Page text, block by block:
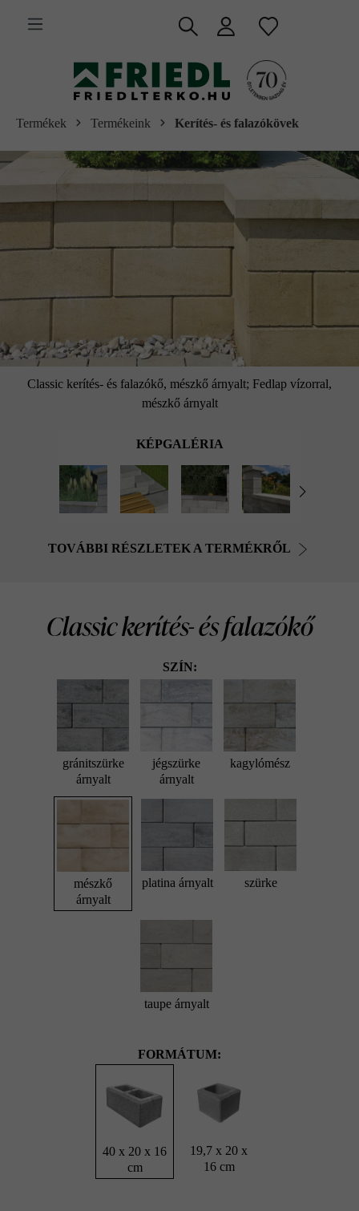
tartalomra
Termékek Termékeink Kerítés- és falazókövek
Classic kerítés- és falazókő, mészkő árnyalt; Fedlap vízorral,
mészkő árnyalt
KÉPGALÉRIA
TOVÁBBI RÉSZLETEK A TERMÉKRŐL
Classic kerítés- és falazókő
SZÍN:
gránitszürke
árnyalt
jégszürke
árnyalt
kagylómész
mészkő
árnyalt
platina árnyalt szürke
taupe árnyalt
FORMÁTUM:
40 x 20 x 16
cm
19,7 x 20 x
16 cm